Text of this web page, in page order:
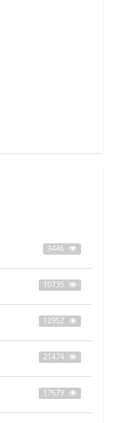
9446
10735
12952
21474
17679